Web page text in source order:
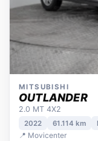
MITSUBISHI
OUTLANDER
2.0 MT 4X2
2022 61.114 km